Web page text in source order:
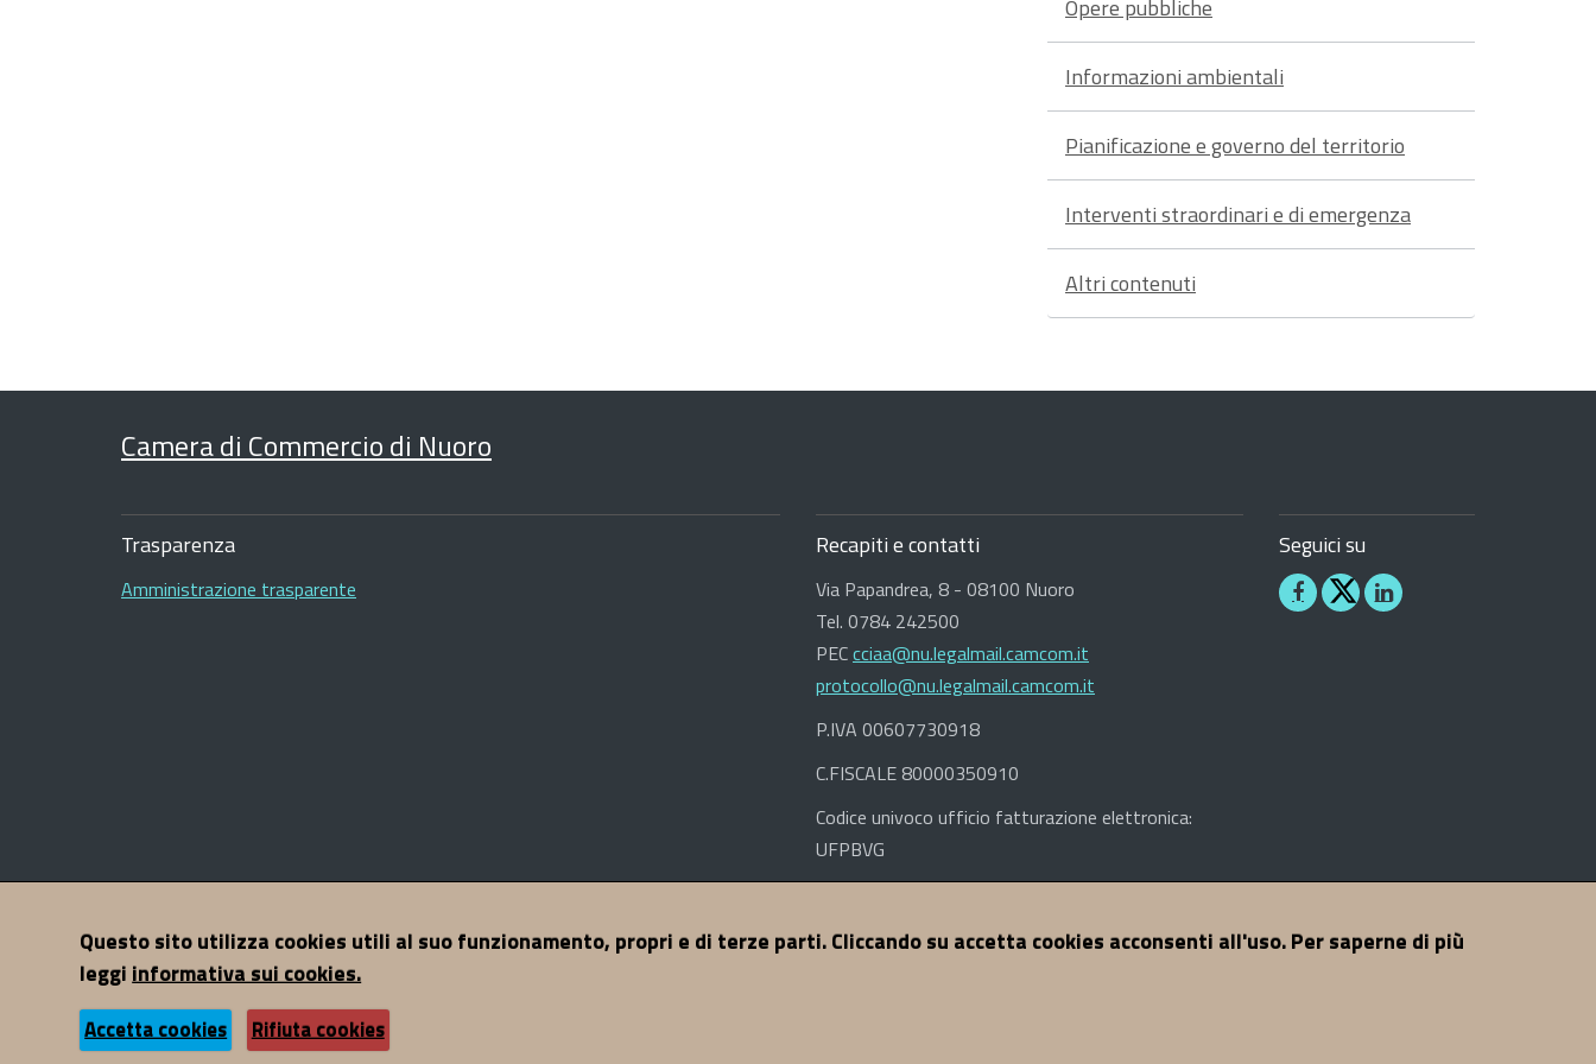
Opere pubbliche
Informazioni ambientali
Pianificazione e governo del territorio
Interventi straordinari e di emergenza
Altri contenuti
Camera di Commercio di Nuoro
Sezione
Footer
Trasparenza
Amministrazione trasparente
Recapiti e contatti
Via Papandrea, 8 - 08100 Nuoro
Tel. 0784 242500
PECcciaa@nu.legalmail.camcom.it
protocollo@nu.legalmail.camcom.it
P.IVA 00607730918
C.FISCALE 80000350910
Codice univoco ufficio fatturazione elettronica:
UFPBVG
Seguici su
Seguici
Seguici
Sezione
Link
Contatti Mappa del sito Note legali Privacy Accessibilità Dichiarazione di Accessibilità Credits © 2017 CCIAA di Nuoro - Tutti i diritti riservati
Questo sito utilizza cookies utili al suo funzionamento, propri e di terze parti. Cliccando su accetta cookies acconsenti all'uso. Per saperne di più
leggiinformativa sui cookies.
Accetta cookies Rifiuta cookies